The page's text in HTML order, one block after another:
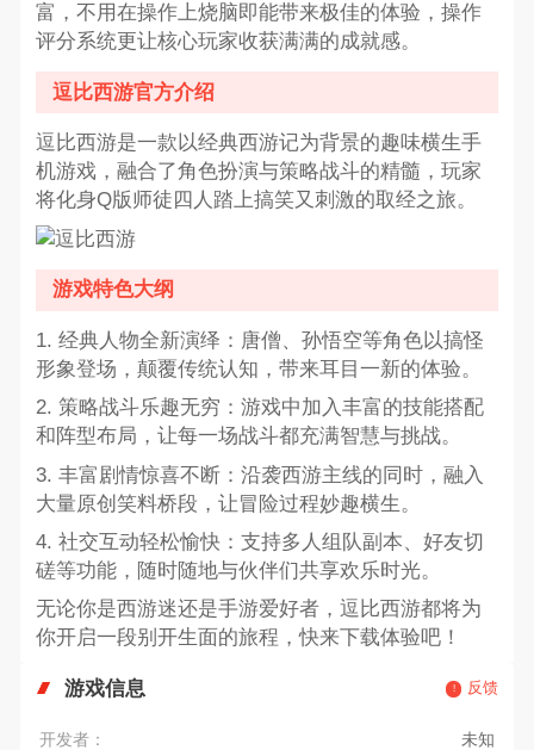
富，不用在操作上烧脑即能带来极佳的体验，操作
评分系统更让核心玩家收获满满的成就感。
逗比西游官方介绍
逗比西游是一款以经典西游记为背景的趣味横生手
机游戏，融合了角色扮演与策略战斗的精髓，玩家
将化身Q版师徒四人踏上搞笑又刺激的取经之旅。
游戏特色大纲
1. 经典人物全新演绎：唐僧、孙悟空等角色以搞怪
形象登场，颠覆传统认知，带来耳目一新的体验。
2. 策略战斗乐趣无穷：游戏中加入丰富的技能搭配
和阵型布局，让每一场战斗都充满智慧与挑战。
3. 丰富剧情惊喜不断：沿袭西游主线的同时，融入
大量原创笑料桥段，让冒险过程妙趣横生。
4. 社交互动轻松愉快：支持多人组队副本、好友切
磋等功能，随时随地与伙伴们共享欢乐时光。
无论你是西游迷还是手游爱好者，逗比西游都将为
你开启一段别开生面的旅程，快来下载体验吧！
游戏信息 反馈
开发者： 未知